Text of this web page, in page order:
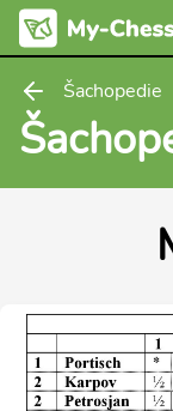
Šachopedie